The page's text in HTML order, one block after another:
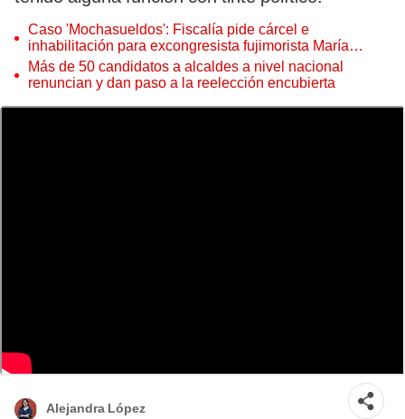
Caso 'Mochasueldos': Fiscalía pide cárcel e
inhabilitación para excongresista fujimorista María
Cordero Jon Tay
Más de 50 candidatos a alcaldes a nivel nacional
renuncian y dan paso a la reelección encubierta
tengan contra la Diviac. | Foto: La República
Alejandra López